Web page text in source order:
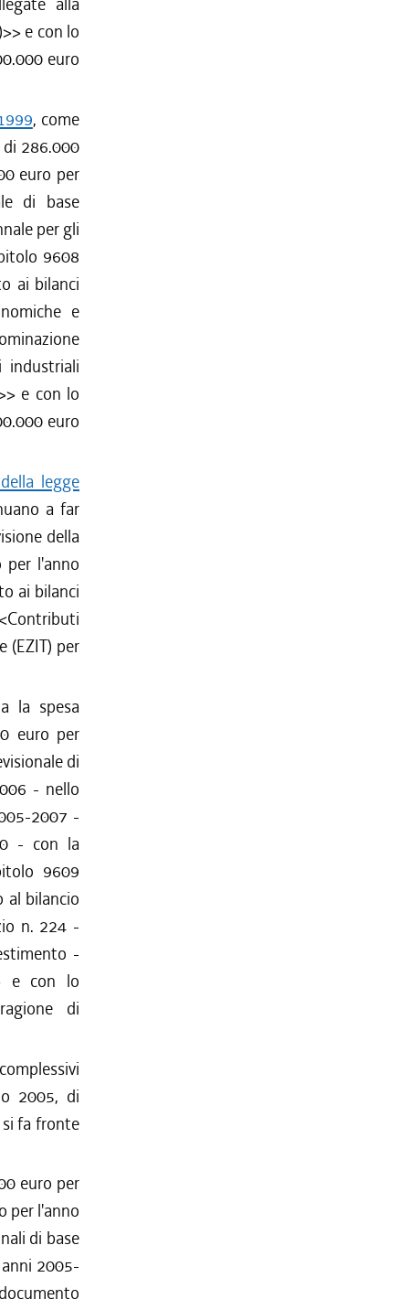
e con lo
euro
, come
286.000
euro per
di base
per gli
9608
ai bilanci
e
industriali
e con lo
euro
legge
a far
della
per l'anno
ai bilanci
(EZIT) per
la spesa
euro per
di
- nello
2007 -
- con la
9609
al bilancio
n. 224 -
-
e con lo
di
2005, di
fa fronte
euro per
per l'anno
di base
2005-